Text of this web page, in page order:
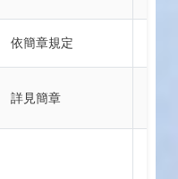
依簡章規定
詳見簡章